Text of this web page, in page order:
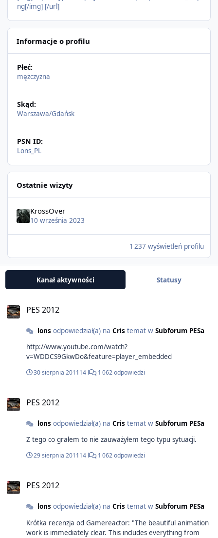
ng[/img] [/url]
Informacje o profilu
Płeć:
mężczyzna
Skąd:
Warszawa/Gdańsk
PSN ID:
Lons_PL
Ostatnie wizyty
KrossOver
10 września 2023
1 237 wyświetleń profilu
Kanał aktywności Statusy
PES 2012
lonsodpowiedział(a) na Cristemat w Subforum PESa
http://www.youtube.com/watch?
v=WDDCS9GkwDo&feature=player_embedded
30 sierpnia 201114 l 1 062 odpowiedzi
PES 2012
lonsodpowiedział(a) na Cristemat w Subforum PESa
Z tego co grałem to nie zauważyłem tego typu sytuacji.
29 sierpnia 201114 l 1 062 odpowiedzi
PES 2012
lonsodpowiedział(a) na Cristemat w Subforum PESa
Krótka recenzja od Gamereactor: "The beautiful animation
work is immediately clear. This includes everything from